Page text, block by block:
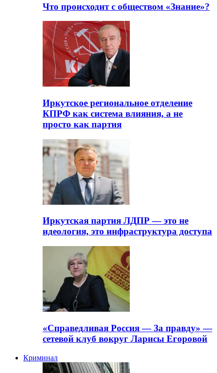
Что происходит с обществом «Знание»?
Иркутское региональное отделение
КПРФ как система влияния, а не
просто как партия
Иркутская партия ЛДПР — это не
идеология, это инфраструктура доступа
«Справедливая Россия — За правду» —
сетевой клуб вокруг Ларисы Егоровой
Криминал